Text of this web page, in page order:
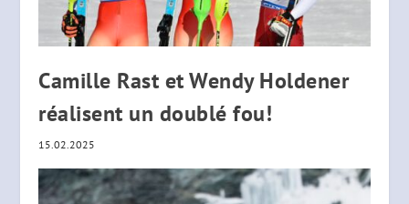
Camille Rast et Wendy Holdener
réalisent un doublé fou!
15.02.2025